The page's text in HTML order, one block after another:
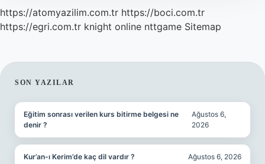
https://atomyazilim.com.tr https://boci.com.tr
https://egri.com.tr knight online nttgame Sitemap
SIDEBAR
SON YAZILAR
Eğitim sonrası verilen kurs bitirme belgesi ne
denir ?
Ağustos 6,
2026
Kur’an-ı Kerim’de kaç dil vardır ? Ağustos 6, 2026